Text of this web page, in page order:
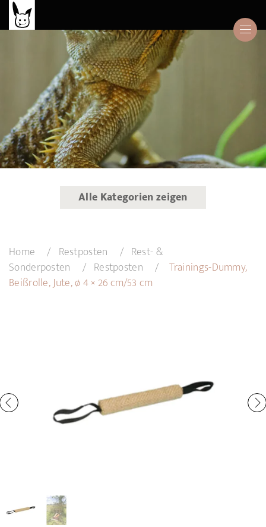
Alle Kategorien zeigen
Home Restposten
Rest- &
Sonderposten
Restposten
Trainings-Dummy,
Beißrolle, Jute, ø 4 × 26 cm/53 cm